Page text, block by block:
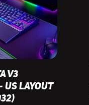
V3
US Layout